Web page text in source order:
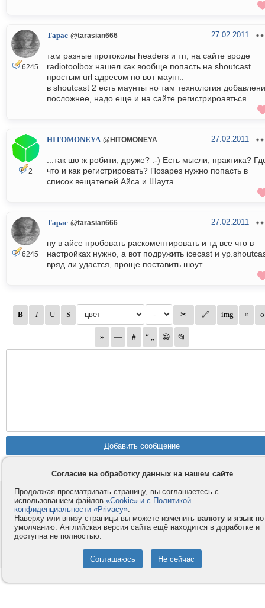
6245
Тарас @tarasian666 27.02.2011
там разные протоколы headers и тп, на сайте вроде
radiotoolbox нашел как вообще попасть на shoutcast
простым url адресом но вот маунт..
в shoutcast 2 есть маунты но там технология
посложнее, надо еще и на сайте регистрироавться
2
HITOMONEYA @HITOMONEYA 27.02.2011
...так шо ж робити, друже? :-) Есть мысли, практика?
что и как регистрировать? Позарез нужно попасть в
список вещателей Айса и Шаута.
6245
Тарас @tarasian666 27.02.2011
ну в айсе пробовать раскоментировать и тд все что в
настройках нужно, а вот подружить icecast и
вряд ли удастся, проще поставить шоут
Контакты
Компания
Privacy и Cookie
Услуги
Как оплатить
Помощь
© 2008-2026
- Все права защищены.
Согласие на обработку данных на нашем сайте
Продолжая просматривать страницу, вы соглашаетесь с
использованием файлов «Cookie» и с Политикой
конфиденциальности «Privacy».
Наверху или внизу страницы вы можете изменить валюту и язык по
умолчанию. Английская версия сайта ещё находится в доработке и
доступна не полностью.